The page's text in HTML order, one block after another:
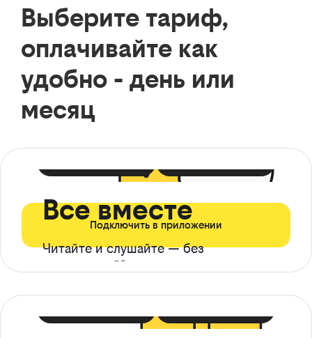
Выберите тариф,
оплачивайте как
удобно - день или
месяц
Все вместе
Читайте и слушайте — без
ограничений*
Подключить в приложении